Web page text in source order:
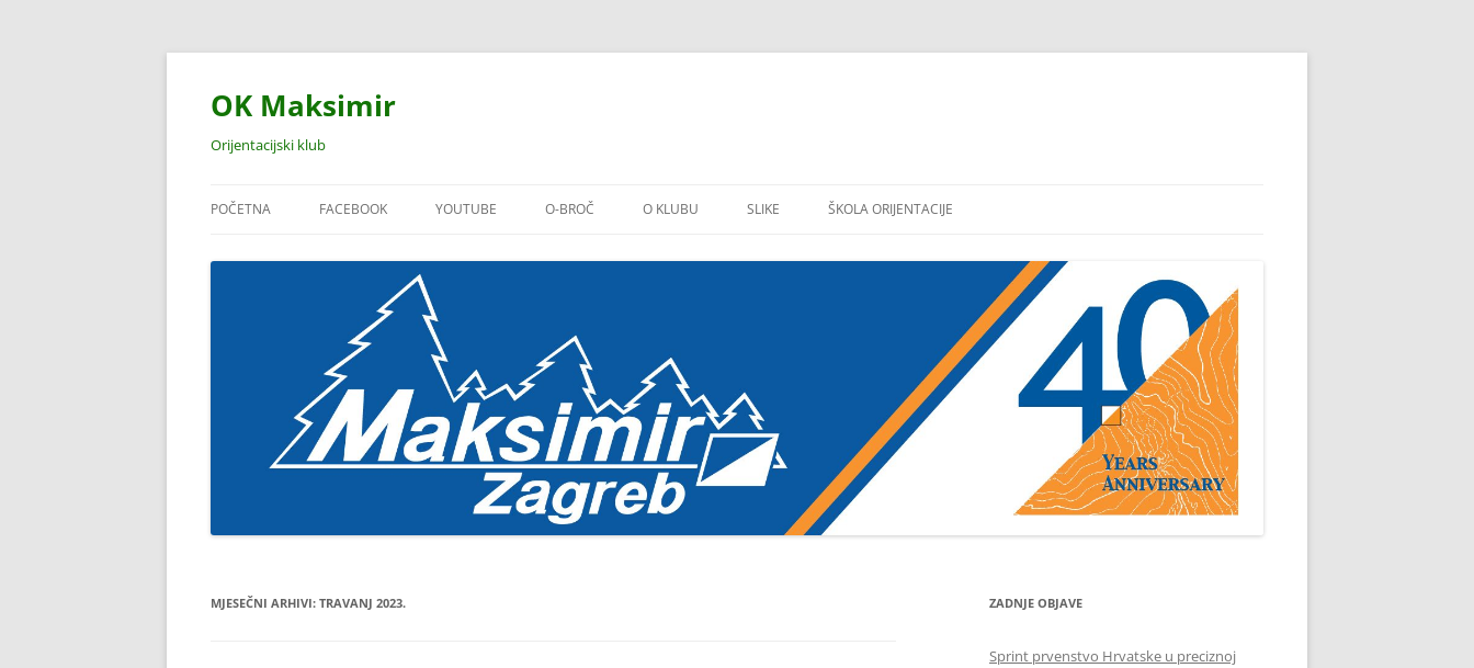
Skoči
OK Maksimir
Orijentacijski klub
POČETNA FACEBOOK YOUTUBE O-BROČ O KLUBU SLIKE ŠKOLA ORIJENTACIJE
MJESEČNI ARHIVI: TRAVANJ 2023. ZADNJE OBJAVE
Sprint prvenstvo Hrvatske u preciznoj